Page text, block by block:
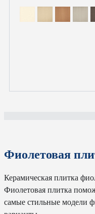
Фиолетовая
Керамическая плитка
Фиолетовая плитка
самые стильные модели